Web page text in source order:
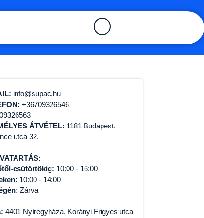
info@supac.hu
+36709326546
ÁTVÉTEL: 1181 Budapest,
utca 32.
csütörtökig: 10:00 - 16:00
10:00 - 14:00
Zárva
4401 Nyíregyháza, Korányi Frigyes utca